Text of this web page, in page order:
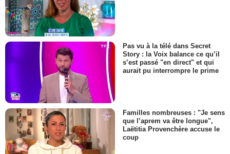
Pas vu à la télé dans Secret
Story : la Voix balance ce qu’il
s’est passé "en direct" et qui
aurait pu interrompre le prime
Familles nombreuses : "Je sens
que l’aprem va être longue",
Laëtitia Provenchère accuse le
coup